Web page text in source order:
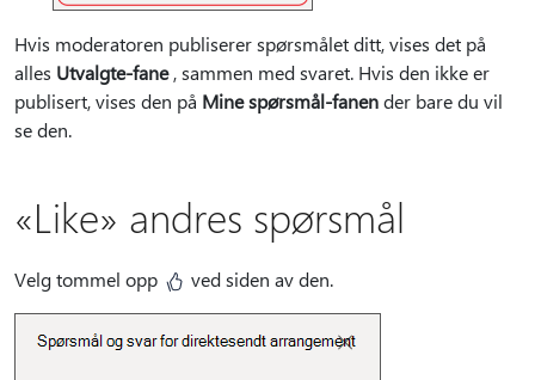
Hvis moderatoren publiserer spørsmålet ditt, vises det på
alles Utvalgte-fane, sammen med svaret. Hvis den ikke er
publisert, vises den på Mine spørsmål-fanender bare du vil
se den.
«Like» andres spørsmål
Velg tommel opp ved siden av den.